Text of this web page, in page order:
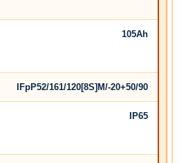
105Ah
IFpP52/161/120[8S]M/-20+50/90
IP65